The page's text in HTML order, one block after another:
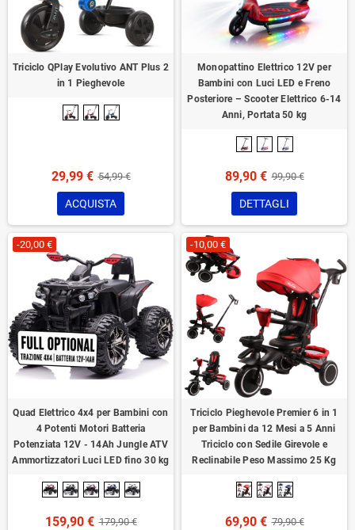
Triciclo QPlay Evolutivo ANT Plus 2
in 1 Pieghevole
29,99 € 54,99 €
ACQUISTA
Monopattino Elettrico 12V per
Bambini con Luci LED e Freno
Posteriore – Scooter Elettrico 6-14
Anni, Portata 50 kg
89,90 € 99,90 €
DETTAGLI
-20,00 €
Quad Elettrico 4x4 per Bambini con
4 Potenti Motori Batteria
Potenziata 12V - 14Ah Jungle ATV
Ammortizzatori Luci LED fino 30 kg
159,90 € 179,90 €
-10,00 €
Triciclo Pieghevole Premier 6 in 1
per Bambini da 12 Mesi a 5 Anni
Triciclo con Sedile Girevole e
Reclinabile Peso Massimo 25 Kg
69,90 € 79,90 €